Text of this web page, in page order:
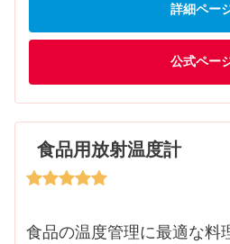
詳細ペー
公式ペー
食品用放射温度計
食品の温度管理に最適な料